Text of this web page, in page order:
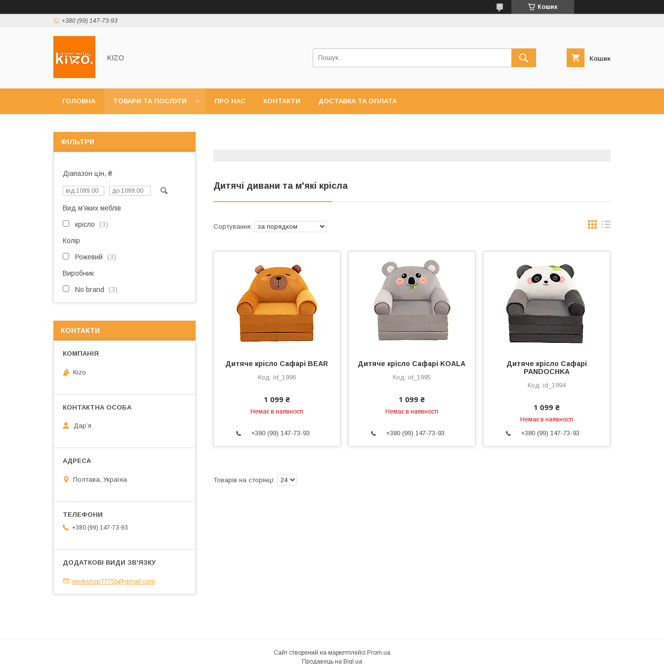
Кошик
+380 (99) 147-73-93
KIZO Кошик
ГОЛОВНА ТОВАРИ ТА ПОСЛУГИ ПРО НАС КОНТАКТИ ДОСТАВКА ТА ОПЛАТА
Дитячі дивани та м'які крісла
Дитяче крісло Сафарі BEAR
id_1996
1 099 ₴
Немає в наявності
+380 (99) 147-73-93
Дитяче крісло Сафарі KOALA
id_1995
1 099 ₴
Немає в наявності
+380 (99) 147-73-93
Дитяче крісло Сафарі
PANDOCHKA
id_1994
1 099 ₴
Немає в наявності
+380 (99) 147-73-93
ФІЛЬТРИ
Діапазон цін, ₴
Вид м'яких меблів
крісло 3
Колір
Рожевий 3
Виробник
No brand 3
КОНТАКТИ
Kizo
Дарʼя
Полтава, Україна
+380 (99) 147-73-93
workshop77755@gmail.com
Сайт створений на маркетплейсі Prom.ua
Продавець на Bigl.ua